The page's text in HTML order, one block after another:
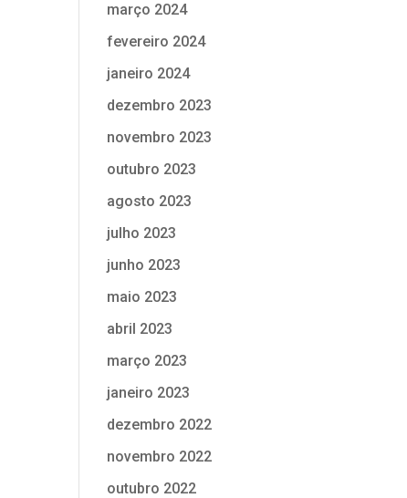
março 2024
fevereiro 2024
janeiro 2024
dezembro 2023
novembro 2023
outubro 2023
agosto 2023
julho 2023
junho 2023
maio 2023
abril 2023
março 2023
janeiro 2023
dezembro 2022
novembro 2022
outubro 2022